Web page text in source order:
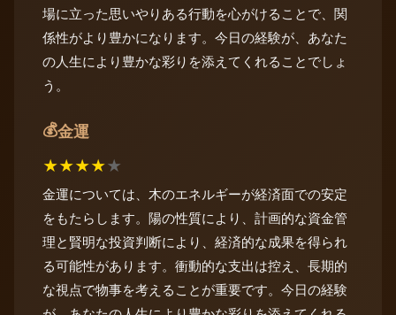
場に立った思いやりある行動を心がけることで、関
係性がより豊かになります。今日の経験が、あなた
の人生により豊かな彩りを添えてくれることでしょ
う。
💰金運
★★★★★
金運については、木のエネルギーが経済面での安定
をもたらします。陽の性質により、計画的な資金管
理と賢明な投資判断により、経済的な成果を得られ
る可能性があります。衝動的な支出は控え、長期的
な視点で物事を考えることが重要です。今日の経験